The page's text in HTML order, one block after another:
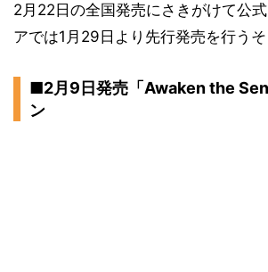
2月22日の全国発売にさきがけて公
アでは1月29日より先行発売を行うそ
■2月9日発売「Awaken the
ン